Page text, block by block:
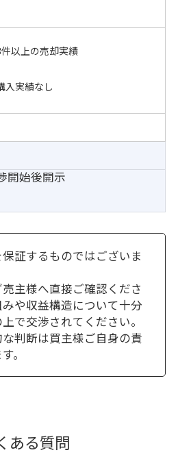
以上の売却実績
入実績なし
開始後開示
証するものではございま
主様へ直接ご確認くださ
や収益構造について十分
で交渉されてください。
判断は買主様ご自身の責
。
ある質問